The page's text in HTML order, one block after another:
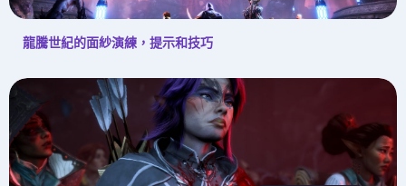
龍騰世紀的面紗演練，提示和技巧